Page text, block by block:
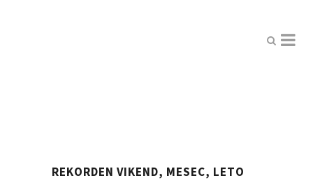
REKORDEN VIKEND, MESEC, LETO